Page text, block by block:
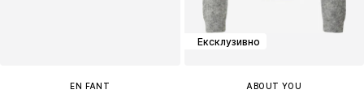
EN FANT
Ексклузивно
ABOUT YOU